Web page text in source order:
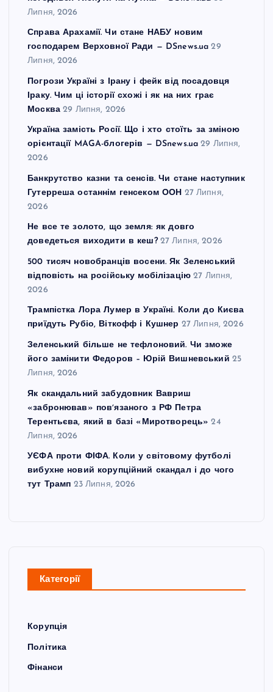
Липня, 2026
Справа Арахамії. Чи стане НАБУ новим
господарем Верховної Ради — DSnews.ua 29
Липня, 2026
Погрози Україні з Ірану і фейк від посадовця
Іраку. Чим ці історії схожі і як на них грає
Москва 29 Липня, 2026
Україна замість Росії. Що і хто стоїть за зміною
орієнтації MAGA-блогерів — DSnews.ua 29 Липня,
2026
Банкрутство казни та сенсів. Чи стане наступник
Гутерреша останнім генсеком ООН 27 Липня,
2026
Не все те золото, що земля: як довго
доведеться виходити в кеш? 27 Липня, 2026
500 тисяч новобранців восени. Як Зеленський
відповість на російську мобілізацію 27 Липня,
2026
Трампістка Лора Лумер в Україні. Коли до Києва
приїдуть Рубіо, Віткофф і Кушнер 27 Липня, 2026
Зеленський більше не тефлоновий. Чи зможе
його замінити Федоров – Юрій Вишневський 25
Липня, 2026
Як скандальний забудовник Вавриш
«забронював» повʼязаного з РФ Петра
Терентьєва, який в базі «Миротворець» 24
Липня, 2026
УЄФА проти ФІФА. Коли у світовому футболі
вибухне новий корупційний скандал і до чого
тут Трамп 23 Липня, 2026
Категорії
Корупція
Політика
Фінанси